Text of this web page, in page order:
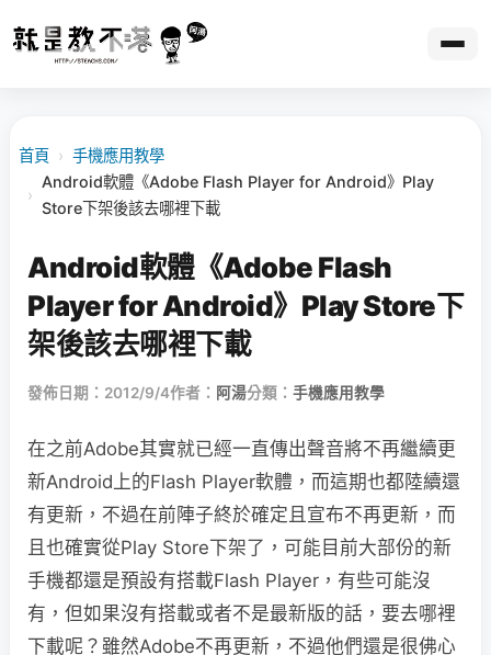
首頁 › 手機應用教學
›
Android軟體《Adobe Flash Player for Android》Play
Store下架後該去哪裡下載
Android軟體《Adobe Flash
Player for Android》Play Store下
架後該去哪裡下載
發佈日期：2012/9/4作者： 阿湯分類： 手機應用教學
在之前Adobe其實就已經一直傳出聲音將不再繼續更
新Android上的Flash Player軟體，而這期也都陸續還
有更新，不過在前陣子終於確定且宣布不再更新，而
且也確實從Play Store下架了，可能目前大部份的新
手機都還是預設有搭載Flash Player，有些可能沒
有，但如果沒有搭載或者不是最新版的話，要去哪裡
下載呢？雖然Adobe不再更新，不過他們還是很佛心